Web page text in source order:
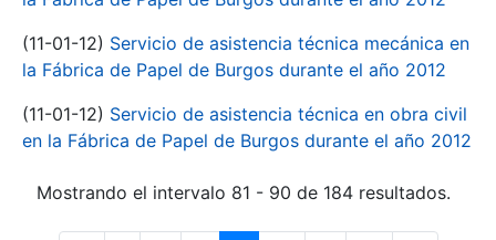
(11-01-12) Servicio de asistencia técnica mecánica en
la Fábrica de Papel de Burgos durante el año 2012
(11-01-12) Servicio de asistencia técnica en obra civil
en la Fábrica de Papel de Burgos durante el año 2012
Mostrando el intervalo 81 - 90 de 184 resultados.